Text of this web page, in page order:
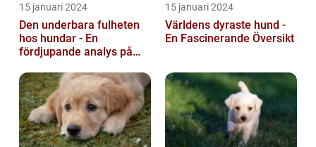
15 januari 2024
Den underbara fulheten
hos hundar - En
fördjupande analys på
15 januari 2024
Världens dyraste hund -
En Fascinerande Översikt